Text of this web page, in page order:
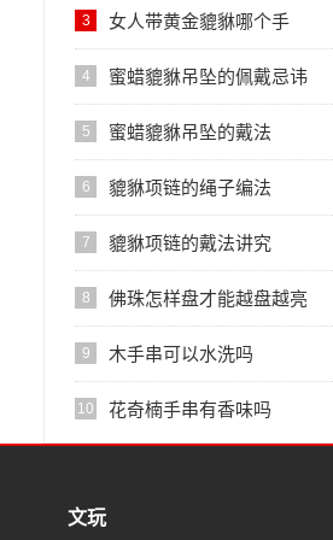
3 女人带黄金貔貅哪个手
4 蜜蜡貔貅吊坠的佩戴忌讳
5 蜜蜡貔貅吊坠的戴法
6 貔貅项链的绳子编法
7 貔貅项链的戴法讲究
8 佛珠怎样盘才能越盘越亮
9 木手串可以水洗吗
10 花奇楠手串有香味吗
文玩